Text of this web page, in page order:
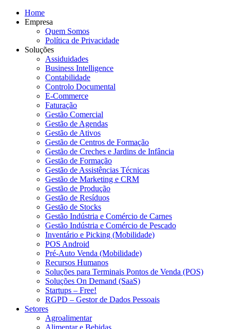
Home
Empresa
Quem Somos
Política de Privacidade
Soluções
Assiduidades
Business Intelligence
Contabilidade
Controlo Documental
E-Commerce
Faturação
Gestão Comercial
Gestão de Agendas
Gestão de Ativos
Gestão de Centros de Formação
Gestão de Creches e Jardins de Infância
Gestão de Formação
Gestão de Assistências Técnicas
Gestão de Marketing e CRM
Gestão de Produção
Gestão de Resíduos
Gestão de Stocks
Gestão Indústria e Comércio de Carnes
Gestão Indústria e Comércio de Pescado
Inventário e Picking (Mobilidade)
POS Android
Pré-Auto Venda (Mobilidade)
Recursos Humanos
Soluções para Terminais Pontos de Venda (POS)
Soluções On Demand (SaaS)
Startups – Free!
RGPD – Gestor de Dados Pessoais
Setores
Agroalimentar
Alimentar e Bebidas